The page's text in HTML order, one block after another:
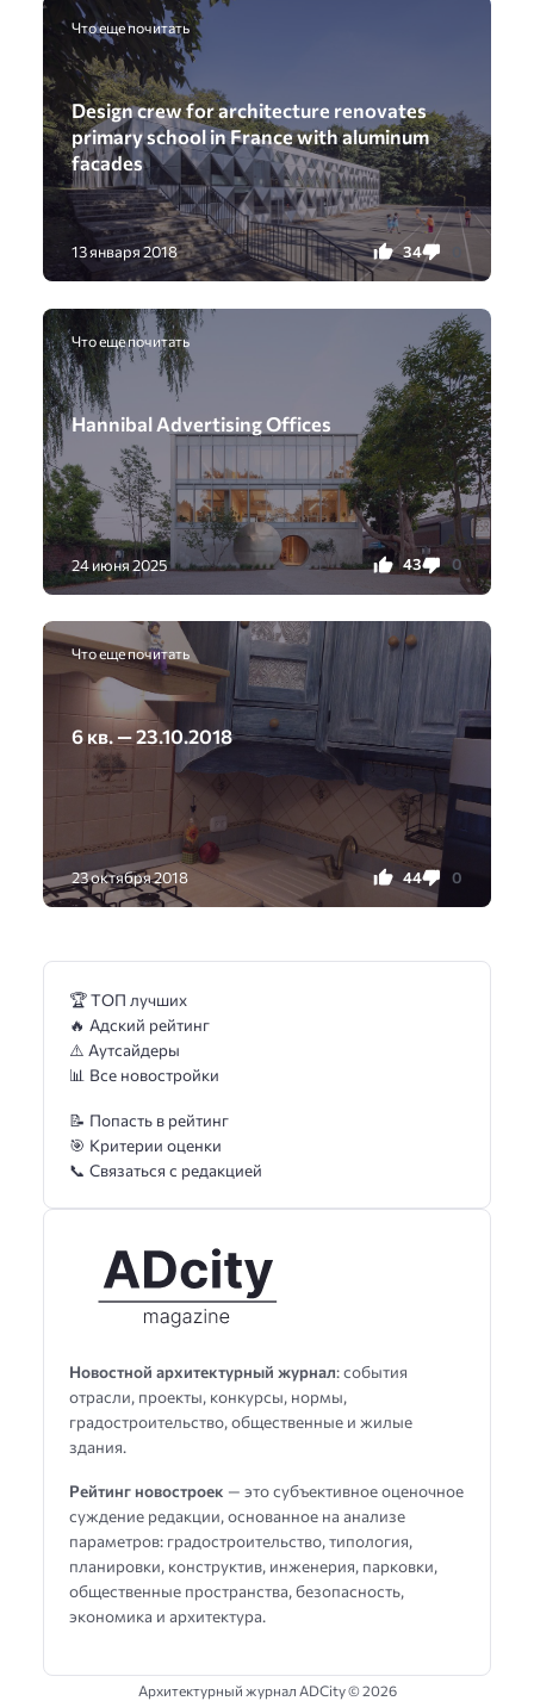
Что еще почитать
Design crew for architecture renovates
primary school in France with aluminum
facades
13 января 2018 34
Что еще почитать
Hannibal Advertising Offices
24 июня 2025 43 0
Что еще почитать
6 кв. — 23.10.2018
23 октября 2018 44 0
Новостной архитектурный журнал: события
отрасли, проекты, конкурсы, нормы,
градостроительство, общественные и жилые
здания.
Рейтинг новостроек — это субъективное оценочное
суждение редакции, основанное на анализе
параметров: градостроительство, типология,
планировки, конструктив, инженерия, парковки,
общественные пространства, безопасность,
экономика и архитектура.
🏆 ТОП лучших
🔥 Адский рейтинг
⚠️ Аутсайдеры
📊 Все новостройки
📝 Попасть в рейтинг
🎯 Критерии оценки
📞 Связаться с редакцией
Архитектурный журнал ADCity ©2026